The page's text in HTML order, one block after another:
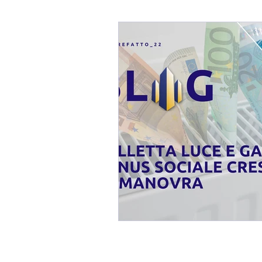
Immobili In TRATTATIVA /
Mercato Immobiliare
Consulenza Immobiliare
Consigli per Vendere Casa